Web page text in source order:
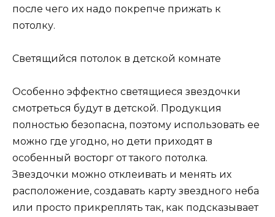
после чего их надо покрепче прижать к
потолку.
Светящийся потолок в детской комнате
Особенно эффектно светящиеся звездочки
смотреться будут в детской. Продукция
полностью безопасна, поэтому использовать ее
можно где угодно, но дети приходят в
особенный восторг от такого потолка.
Звездочки можно отклеивать и менять их
расположение, создавать карту звездного неба
или просто прикреплять так, как подсказывает